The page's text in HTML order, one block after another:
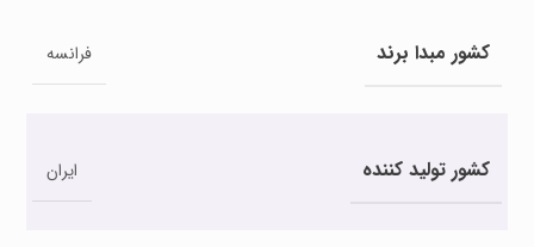
کشور مبدا برند فرانسه
کشور تولید کننده ایران